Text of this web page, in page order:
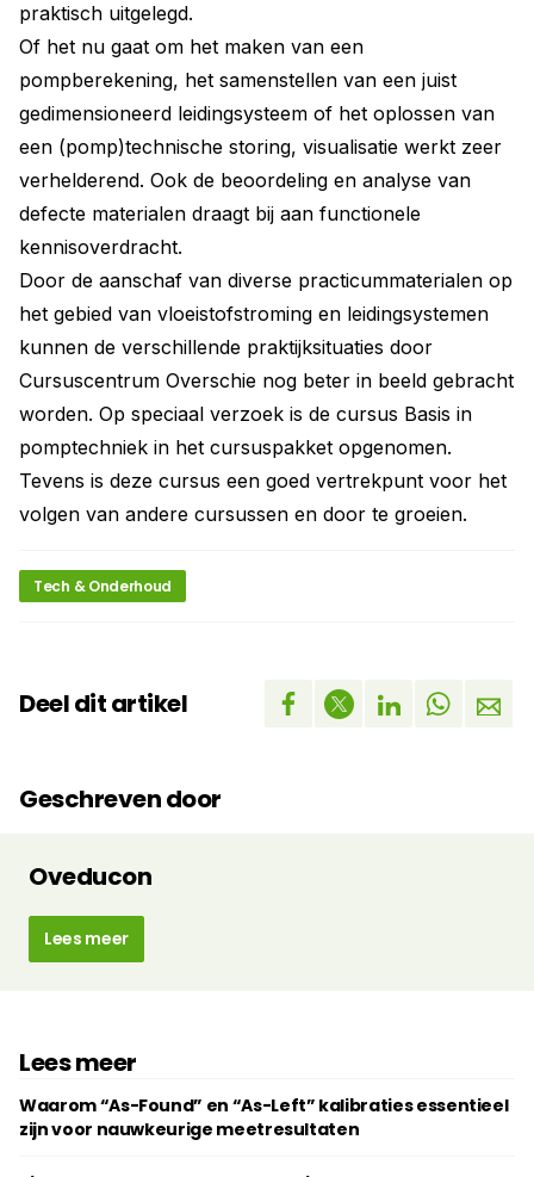
praktisch uitgelegd.
Of het nu gaat om het maken van een
pompberekening, het samenstellen van een juist
gedimensioneerd leidingsysteem of het oplossen van
een (pomp)technische storing, visualisatie werkt zeer
verhelderend. Ook de beoordeling en analyse van
defecte materialen draagt bij aan functionele
kennisoverdracht.
Door de aanschaf van diverse practicummaterialen op
het gebied van vloeistofstroming en leidingsystemen
kunnen de verschillende praktijksituaties door
Cursuscentrum Overschie nog beter in beeld gebracht
worden. Op speciaal verzoek is de cursus Basis in
pomptechniek in het cursuspakket opgenomen.
Tevens is deze cursus een goed vertrekpunt voor het
volgen van andere cursussen en door te groeien.
Tech & Onderhoud
Deel dit artikel
Geschreven door
Oveducon
Lees meer
Lees meer
Waarom “As-Found” en “As-Left” kalibraties essentieel
zijn voor nauwkeurige meetresultaten